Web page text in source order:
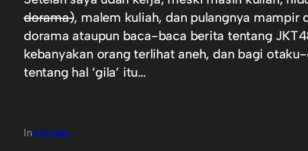
dorama), malem kuliah, dan pulangnya mampir
dorama ataupun baca-baca berita tentang
kebanyakan orang terlihat aneh, dan bagi
tentang hal ‘gila’ itu…
InCeloteh